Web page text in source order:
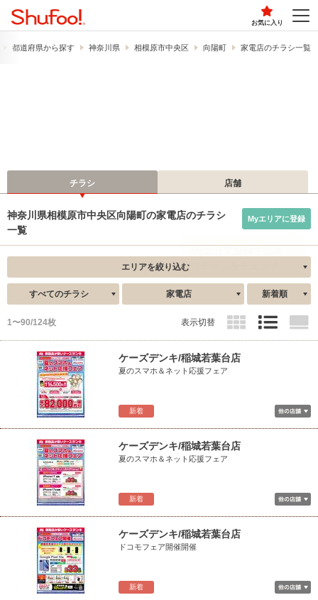
お気に入り
都道府県から探す 神奈川県 相模原市中央区 向陽町 家電店のチラシ一覧
チラシ 店舗
神奈川県相模原市中央区向陽町の家電店のチラシ
一覧
Myエリアに登録
エリアを絞り込む
すべてのチラシ 家電店 新着順
1〜90/124枚 表示切替
新着
ケーズデンキ/稲城若葉台店
夏のスマホ＆ネット応援フェア
新着
ケーズデンキ/稲城若葉台店
夏のスマホ＆ネット応援フェア
新着
ケーズデンキ/稲城若葉台店
ドコモフェア開催開催